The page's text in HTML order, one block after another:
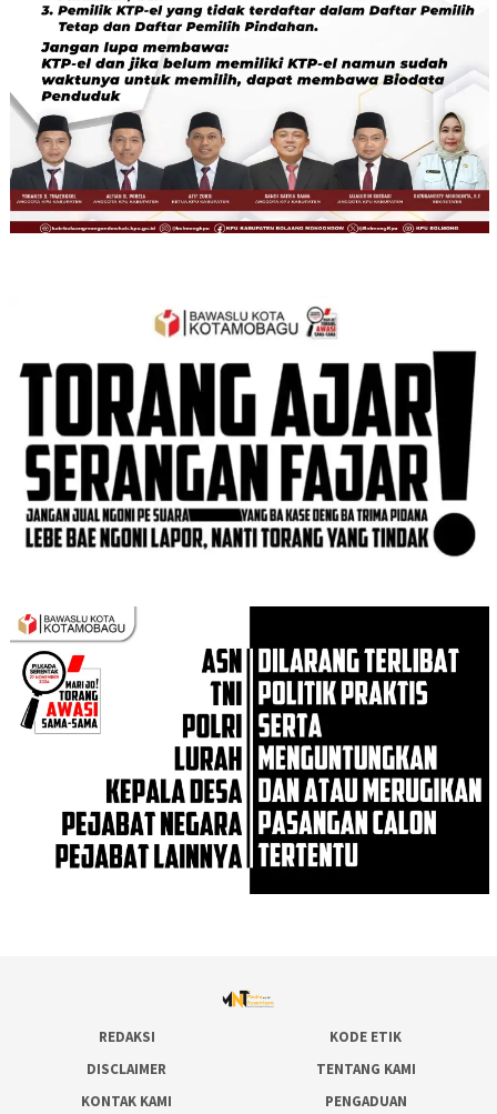
REDAKSI
KODE ETIK
DISCLAIMER
TENTANG KAMI
KONTAK KAMI
PENGADUAN